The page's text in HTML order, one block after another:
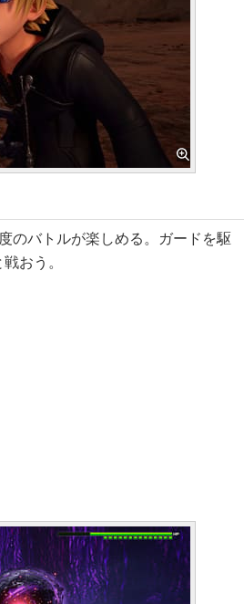
のバトルが楽しめる。ガードを駆
おう。